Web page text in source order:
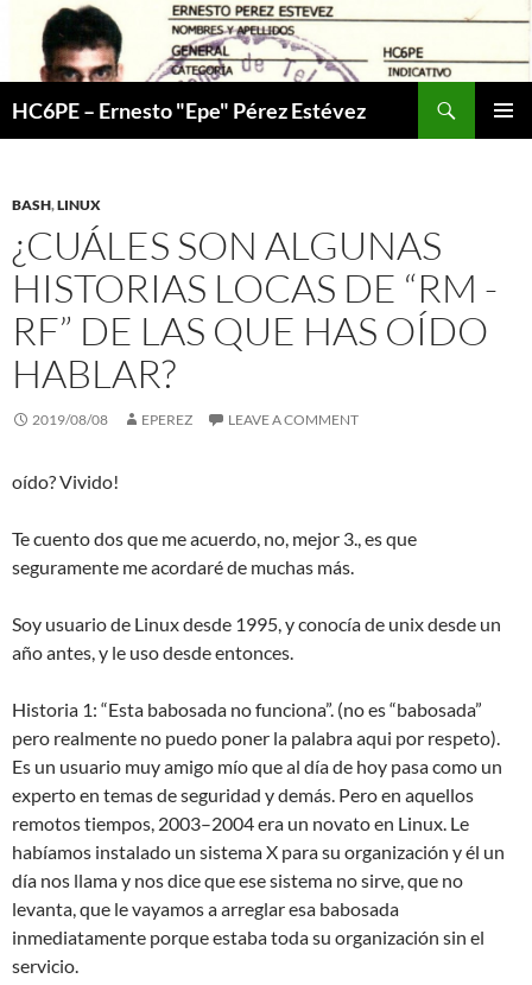
content
HC6PE – Ernesto "Epe" Pérez Estévez
BASH,LINUX
¿CUÁLES SON ALGUNAS
HISTORIAS LOCAS DE “RM -
RF” DE LAS QUE HAS OÍDO
HABLAR?
2019/08/08 EPEREZ LEAVE A COMMENT
oído? Vivido!
Te cuento dos que me acuerdo, no, mejor 3., es que
seguramente me acordaré de muchas más.
Soy usuario de Linux desde 1995, y conocía de unix desde un
año antes, y le uso desde entonces.
Historia 1: “Esta babosada no funciona”. (no es “babosada”
pero realmente no puedo poner la palabra aqui por respeto).
Es un usuario muy amigo mío que al día de hoy pasa como un
experto en temas de seguridad y demás. Pero en aquellos
remotos tiempos, 2003–2004 era un novato en Linux. Le
habíamos instalado un sistema X para su organización y él un
día nos llama y nos dice que ese sistema no sirve, que no
levanta, que le vayamos a arreglar esa babosada
inmediatamente porque estaba toda su organización sin el
servicio.